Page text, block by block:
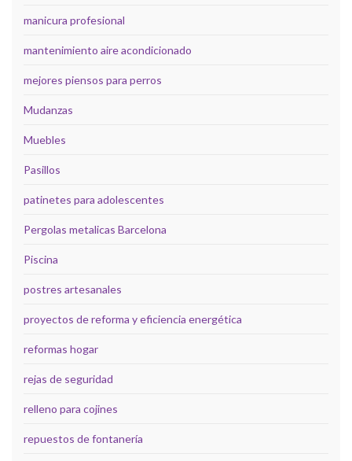
manicura profesional
mantenimiento aire acondicionado
mejores piensos para perros
Mudanzas
Muebles
Pasillos
patinetes para adolescentes
Pergolas metalicas Barcelona
Piscina
postres artesanales
proyectos de reforma y eficiencia energética
reformas hogar
rejas de seguridad
relleno para cojines
repuestos de fontanería